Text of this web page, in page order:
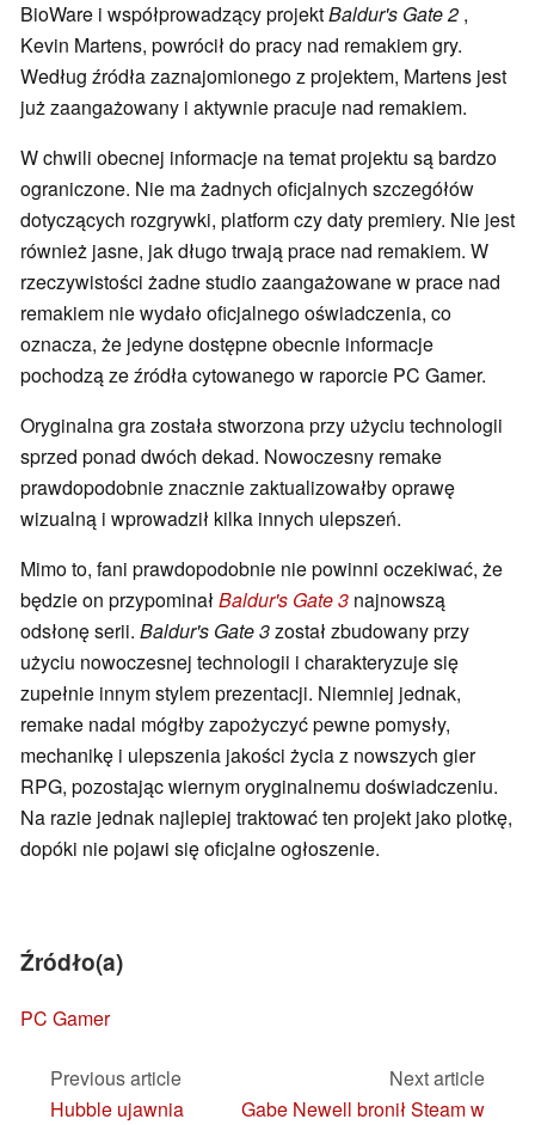
BioWare i współprowadzący projektBaldur's Gate 2 ,
Kevin Martens, powrócił do pracy nad remakiem gry.
Według źródła zaznajomionego z projektem, Martens jest
już zaangażowany i aktywnie pracuje nad remakiem.
W chwili obecnej informacje na temat projektu są bardzo
ograniczone. Nie ma żadnych oficjalnych szczegółów
dotyczących rozgrywki, platform czy daty premiery. Nie jest
również jasne, jak długo trwają prace nad remakiem. W
rzeczywistości żadne studio zaangażowane w prace nad
remakiem nie wydało oficjalnego oświadczenia, co
oznacza, że jedyne dostępne obecnie informacje
pochodzą ze źródła cytowanego w raporcie PC Gamer.
Oryginalna gra została stworzona przy użyciu technologii
sprzed ponad dwóch dekad. Nowoczesny remake
prawdopodobnie znacznie zaktualizowałby oprawę
wizualną i wprowadził kilka innych ulepszeń.
Mimo to, fani prawdopodobnie nie powinni oczekiwać, że
będzie on przypominałBaldur's Gate 3 najnowszą
odsłonę serii. Baldur's Gate 3został zbudowany przy
użyciu nowoczesnej technologii i charakteryzuje się
zupełnie innym stylem prezentacji. Niemniej jednak,
remake nadal mógłby zapożyczyć pewne pomysły,
mechanikę i ulepszenia jakości życia z nowszych gier
RPG, pozostając wiernym oryginalnemu doświadczeniu.
Na razie jednak najlepiej traktować ten projekt jako plotkę,
dopóki nie pojawi się oficjalne ogłoszenie.
Źródło(a)
PC Gamer
Previous article
Hubble ujawnia
Next article
Gabe Newell bronił Steam w